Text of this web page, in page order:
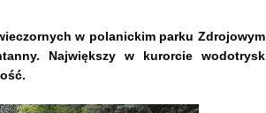
w polanickim parku Zdrojowym
Największy w kurorcie wodotrysk